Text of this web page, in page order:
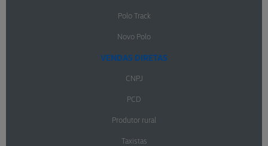
Polo Track
Novo Polo
VENDAS DIRETAS
CNPJ
PCD
Produtor rural
Taxistas